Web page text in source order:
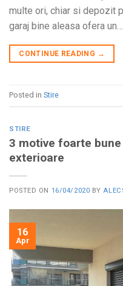
multe ori, chiar si depozit
garaj bine aleasa ofera un…
CONTINUE READING →
Posted in Stire
STIRE
3 motive foarte
exterioare
POSTED ON 16/04/2020 BY
16
Apr